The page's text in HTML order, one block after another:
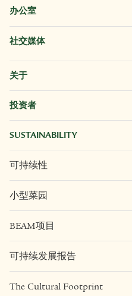
办公室
社交媒体
关于
投资者
SUSTAINABILITY
可持续性
小型菜园
BEAM项目
可持续发展报告
The Cultural Footprint